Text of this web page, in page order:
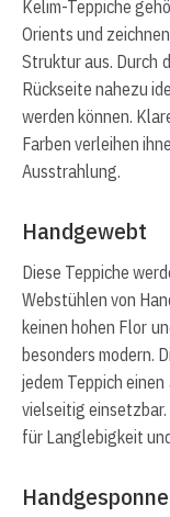
Kelim-Teppiche
Orients und
Struktur aus. Durch
Rückseite nahezu
werden können.
Farben verleihen
Ausstrahlung.
Handgewebt
Diese Teppiche
Webstühlen von
keinen hohen Flor
besonders modern.
jedem Teppich
vielseitig
für Langlebigkeit